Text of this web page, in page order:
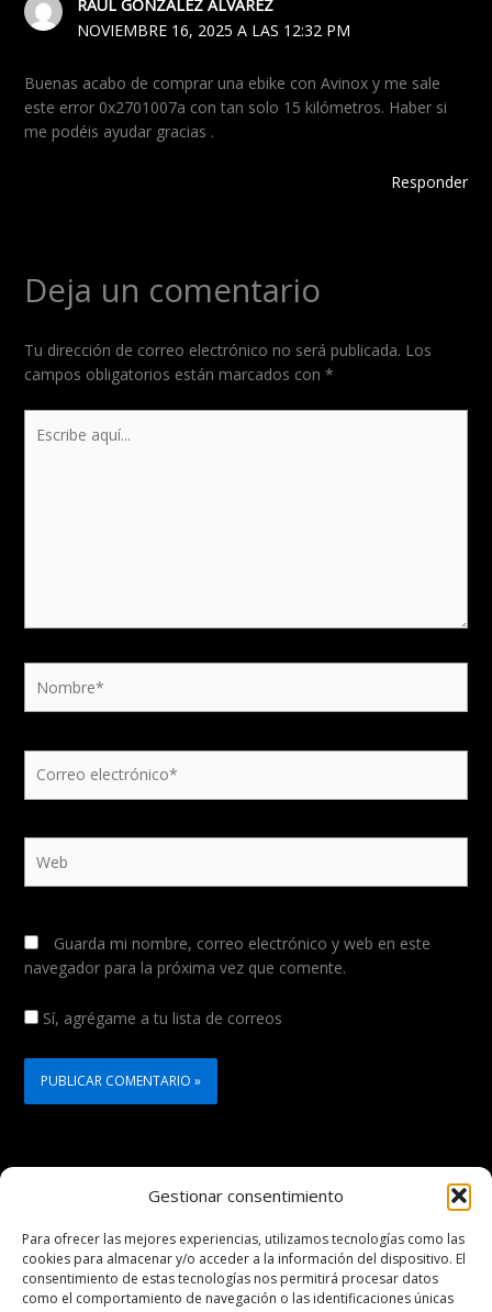
Gestionar consentimiento
Para ofrecer las mejores experiencias, utilizamos tecnologías como las
cookies para almacenar y/o acceder a la información del dispositivo. El
consentimiento de estas tecnologías nos permitirá procesar datos
como el comportamiento de navegación o las identificaciones únicas
RAUL GONZALEZ ALVAREZ
NOVIEMBRE 16, 2025 A LAS 12:32 PM
Buenas acabo de comprar una ebike con Avinox y me sale
este error 0x2701007a con tan solo 15 kilómetros. Haber si
me podéis ayudar gracias .
Responder
Deja un comentario
Tu dirección de correo electrónico no será publicada. Los
campos obligatorios están marcados con *
aquí...
electrónico*
Guarda mi nombre, correo electrónico y web en este
navegador para la próxima vez que comente.
Sí, agrégame a tu lista de correos
Copyright © 2026 Comunidad DJI Avinox
Política de privacidad
Política de cookies (UE)